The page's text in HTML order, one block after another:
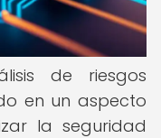
de riesgos
en un aspecto
la seguridad